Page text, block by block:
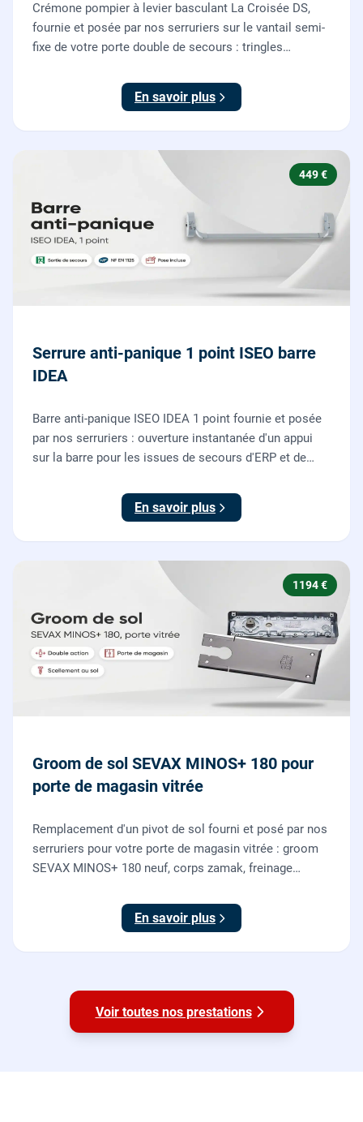
Crémone pompier à levier basculant La Croisée DS,
fournie et posée par nos serruriers sur le vantail semi-
fixe de votre porte double de secours : tringles
En savoir plus
449 €
Serrure anti-panique 1 point ISEO barre
IDEA
Barre anti-panique ISEO IDEA 1 point fournie et posée
par nos serruriers : ouverture instantanée d'un appui
sur la barre pour les issues de secours d'ERP et de
En savoir plus
1194 €
Groom de sol SEVAX MINOS+ 180 pour
porte de magasin vitrée
Remplacement d'un pivot de sol fourni et posé par nos
serruriers pour votre porte de magasin vitrée : groom
SEVAX MINOS+ 180 neuf, corps zamak, freinage
sol, réglage et essais. 995 euros HT (1194 TTC).
En savoir plus
Voir toutes nos prestations